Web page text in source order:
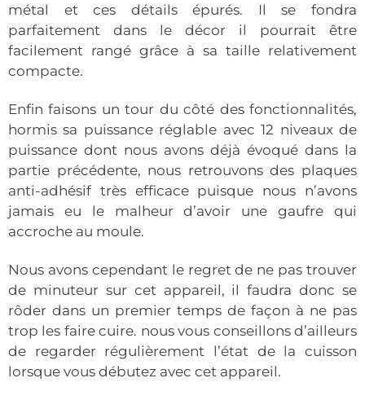
métal et ces détails épurés. Il se fondra
parfaitement dans le décor il pourrait être
facilement rangé grâce à sa taille relativement
compacte.
Enfin faisons un tour du côté des fonctionnalités,
hormis sa puissance réglable avec 12 niveaux de
puissance dont nous avons déjà évoqué dans la
partie précédente, nous retrouvons des plaques
anti-adhésif très efficace puisque nous n’avons
jamais eu le malheur d’avoir une gaufre qui
accroche au moule.
Nous avons cependant le regret de ne pas trouver
de minuteur sur cet appareil, il faudra donc se
rôder dans un premier temps de façon à ne pas
trop les faire cuire. nous vous conseillons d’ailleurs
de regarder régulièrement l’état de la cuisson
lorsque vous débutez avec cet appareil.